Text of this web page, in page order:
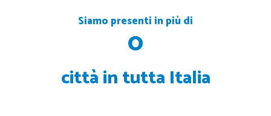
Siamo presenti in più di
città in tutta Italia
0